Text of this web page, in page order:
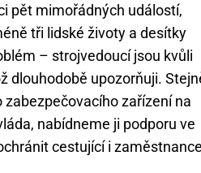
pět mimořádných událostí,
tři lidské životy a desítky
– strojvedoucí jsou kvůli
dlouhodobě upozorňuji.
zařízení na
nabídneme ji podporu ve
cestující i